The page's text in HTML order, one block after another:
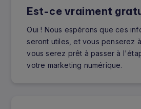
Est-ce vraiment
Oui ! Nous espérons que ces
seront utiles, et vous penserez
vous serez prêt à passer à
votre marketing numérique.